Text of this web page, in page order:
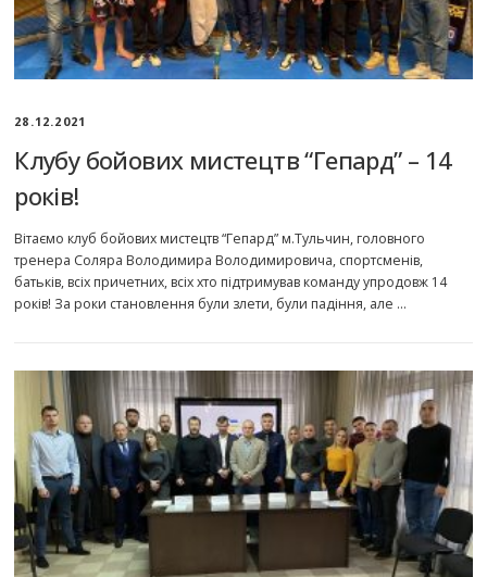
28.12.2021
Клубу бойових мистецтв “Гепард” – 14
років!
Вітаємо клуб бойових мистецтв “Гепард” м.Тульчин, головного
тренера Соляра Володимира Володимировича, спортсменів,
батьків, всіх причетних, всіх хто підтримував команду упродовж 14
років! За роки становлення були злети, були падіння, але …